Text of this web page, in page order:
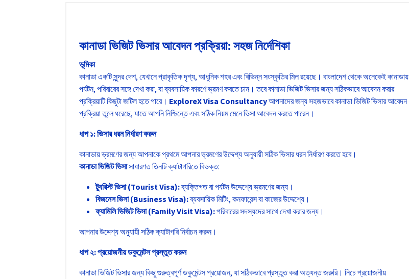
কানাডা ভিজিট ভিসার আবেদন প্রক্রিয়া: সহজ নির্দেশিকা
ভূমিকা
কানাডা একটি সুন্দর দেশ, যেখানে প্রাকৃতিক দৃশ্য, আধুনিক শহর এবং বিভিন্ন সংস্কৃতির মিল রয়েছে। বাংলাদেশ থেকে অনেকেই কানাডায়
পর্যটন, পরিবারের সঙ্গে দেখা করা, বা ব্যবসায়িক কারণে ভ্রমণ করতে চান। তবে কানাডা ভিজিট ভিসার জন্য সঠিকভাবে আবেদন করার
প্রক্রিয়াটি কিছুটা জটিল হতে পারে। ExploreX Visa Consultancyআপনাদের জন্য সহজভাবে কানাডা ভিজিট ভিসার আবেদন
প্রক্রিয়া তুলে ধরেছে, যাতে আপনি নিশ্চিন্তে এবং সঠিক নিয়ম মেনে ভিসা আবেদন করতে পারেন।
ধাপ ১: ভিসার ধরন নির্ধারণ করুন
কানাডায় ভ্রমণের জন্য আপনাকে প্রথমে আপনার ভ্রমণের উদ্দেশ্য অনুযায়ী সঠিক ভিসার ধরন নির্ধারণ করতে হবে।
কানাডা ভিজিট ভিসাসাধারণত তিনটি ক্যাটাগরিতে বিভক্ত:
ট্যুরিস্ট ভিসা (Tourist Visa):ব্যক্তিগত বা পর্যটন উদ্দেশ্যে ভ্রমণের জন্য।
বিজনেস ভিসা (Business Visa):ব্যবসায়িক মিটিং, কনফারেন্স বা কাজের উদ্দেশ্যে।
ফ্যামিলি ভিজিট ভিসা (Family Visit Visa):পরিবারের সদস্যদের সাথে দেখা করার জন্য।
আপনার উদ্দেশ্য অনুযায়ী সঠিক ক্যাটাগরি নির্বাচন করুন।
ধাপ ২: প্রয়োজনীয় ডকুমেন্টস প্রস্তুত করুন
কানাডা ভিজিট ভিসার জন্য কিছু গুরুত্বপূর্ণ ডকুমেন্টস প্রয়োজন, যা সঠিকভাবে প্রস্তুত করা অত্যন্ত জরুরি। নিচে প্রয়োজনীয়